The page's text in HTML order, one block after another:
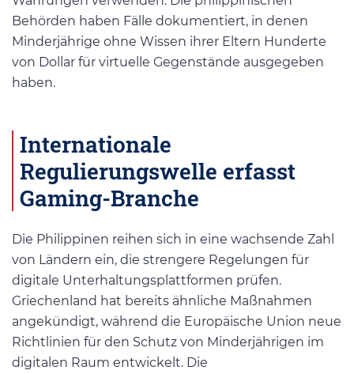
Behörden haben Fälle dokumentiert, in denen
Minderjährige ohne Wissen ihrer Eltern Hunderte
von Dollar für virtuelle Gegenstände ausgegeben
haben.
Internationale
Regulierungswelle erfasst
Gaming-Branche
Die Philippinen reihen sich in eine wachsende Zahl
von Ländern ein, die strengere Regelungen für
digitale Unterhaltungsplattformen prüfen.
Griechenland hat bereits ähnliche Maßnahmen
angekündigt, während die Europäische Union neue
Richtlinien für den Schutz von Minderjährigen im
digitalen Raum entwickelt. Die